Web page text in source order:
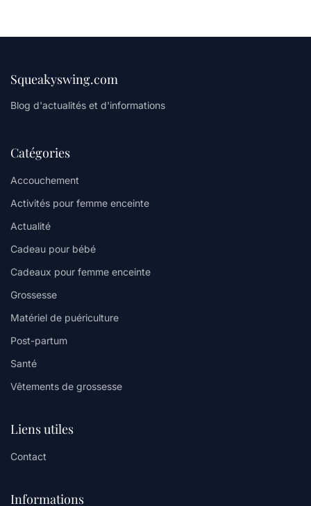
Squeakyswing.com
Blog d'actualités et d'informations
Catégories
Accouchement
Activités pour femme enceinte
Actualité
Cadeau pour bébé
Cadeaux pour femme enceinte
Grossesse
Matériel de puériculture
Post-partum
Santé
Vêtements de grossesse
Liens utiles
Contact
Informations